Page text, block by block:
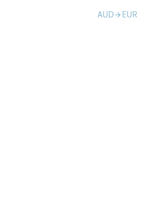
AUDarrow_forward EUR